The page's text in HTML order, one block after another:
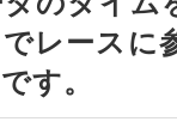
レースに
す。